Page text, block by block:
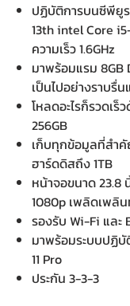
ปฏิบัติการบนซีพียูร
13th intel Core
ความเร็ว 1.6GHz
มาพร้อมแรม 8GB
เป็นไปอย่างราบรื่น
โหลดอะไรก็รวดเร็
256GB
เก็บทุกข้อมูลที่สำ
ฮาร์ดดิสถึง 1TB
หน้าจอขนาด 23.8
1080p เพลิดเพลิ
รองรับ Wi-Fi และ
มาพร้อมระบบปฏิบั
11 Pro
ประกัน 3-3-3